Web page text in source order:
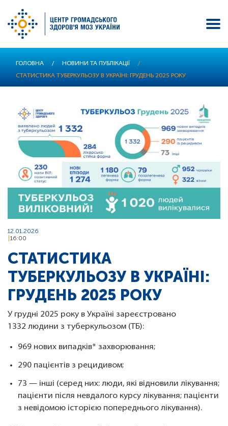
основного
ГОЛОВНА / НОВИНИ ТА ПУБЛІКАЦІЇ
/
СТАТИСТИКА ТУБЕРКУЛЬОЗУ В УКРАЇНІ: ГРУДЕНЬ 2025 РОКУ
12.01.2026
16:00
СТАТИСТИКА
ТУБЕРКУЛЬОЗУ В УКРАЇНІ:
ГРУДЕНЬ 2025 РОКУ
У грудні 2025 року в Україні зареєстровано
1332 людини з туберкульозом (ТБ):
969 нових випадків* захворювання;
290 пацієнтів з рецидивом;
73 — інші (серед них: люди, які відновили лікування;
пацієнти після невдалого курсу лікування; пацієнти
з невідомою історією попереднього лікування).